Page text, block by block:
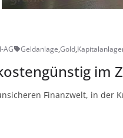
AG Geldanlage,Gold,
im
Finanzwelt, in der